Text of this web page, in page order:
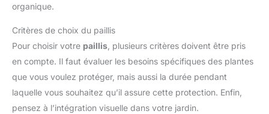
organique.
Critères de choix du paillis
Pour choisir votre paillis , plusieurs critères doivent être pris
en compte. Il faut évaluer les besoins spécifiques des plantes
que vous voulez protéger, mais aussi la durée pendant
laquelle vous souhaitez qu’il assure cette protection. Enfin,
pensez à l’intégration visuelle dans votre jardin.